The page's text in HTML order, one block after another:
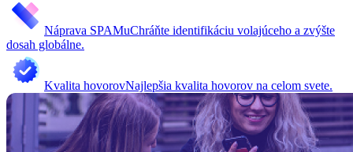
Náprava SPAMuChráňte identifikáciu volajúceho a zvýšte
dosah globálne.
Kvalita hovorovNajlepšia kvalita hovorov na celom svete.